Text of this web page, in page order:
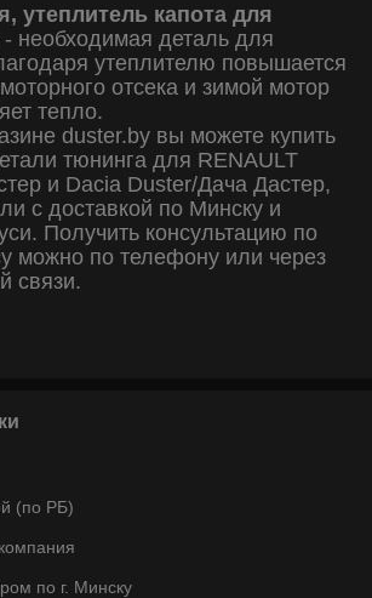
утеплитель капота для
- необходимая деталь для
утеплителю повышается
отсека и зимой мотор
тепло.
duster.by вы можете купить
тюнинга для RENAULT
и Dacia Duster/Дача Дастер,
с доставкой по Минску и
Получить консультацию по
можно по телефону или через
связи.
(по РБ)
по г. Минску